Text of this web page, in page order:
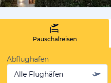
Pauschalreisen
Abflughafen
Alle Flughäfen